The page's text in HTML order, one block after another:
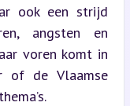
ook een strijd
angsten en
voren komt in
of de Vlaamse